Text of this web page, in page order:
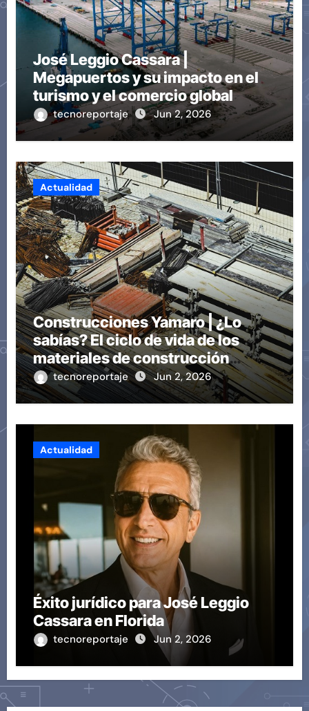
José Leggio Cassara |
Megapuertos y su impacto en el
turismo y el comercio global
tecnoreportaje Jun 2, 2026
Actualidad
Construcciones Yamaro | ¿Lo
sabías? El ciclo de vida de los
materiales de construcción
revoluciona eficiencia en
proyectos modernos
tecnoreportaje Jun 2, 2026
Actualidad
Éxito jurídico para José Leggio
Cassara en Florida
tecnoreportaje Jun 2, 2026